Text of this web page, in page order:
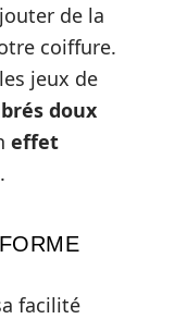
de la
coiffure.
jeux de
doux
effet
facilité